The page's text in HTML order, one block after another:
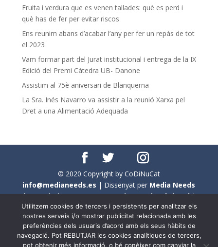
Fruita i verdura que es venen tallades: què es perd i
què has de fer per evitar riscos
Ens reunim abans d’acabar l’any per fer un repàs de tot
el 2023
Vam formar part del Jurat institucional i entrega de la IX
Edició del Premi Càtedra UB- Danone
Assistim al 75è aniversari de Blanquerna
La Sra. Inés Navarro va assistir a la reunió Xarxa pel
Dret a una Alimentació Adequada
© 2020 Copyright by CoDiNuCat
info@medianeeds.es | Dissenyat per Media Needs
| Tots els drets reservats aCoDiNuCat |Avís legal|
Avís per cookies
En aquest web s'ha tingut en compte l'ús no sexista del
llenguatge. No obstant això, i a causa de la seva
Utilitzem cookies de tercers i persistents per analitzar els
nostres serveis i/o mostrar publicitat relacionada amb les
preferències dels usuaris d’acord amb els seus hàbits de
navegació. Pot REBUTJAR les cookies analítiques de tercers,
pot obtenir més informació, o bé conèixer com canviar la